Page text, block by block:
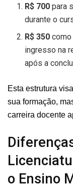
R$ 700 para
durante o
R$ 350 como
ingresso na
após a
Esta estrutura
sua formação,
carreira docente
o Ensino